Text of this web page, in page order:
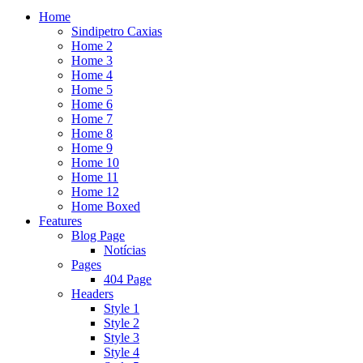
Home
Sindipetro Caxias
Home 2
Home 3
Home 4
Home 5
Home 6
Home 7
Home 8
Home 9
Home 10
Home 11
Home 12
Home Boxed
Features
Blog Page
Notícias
Pages
404 Page
Headers
Style 1
Style 2
Style 3
Style 4